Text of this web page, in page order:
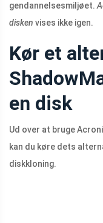
gendannelsesmiljøet.
disken vises ikke igen.
Kør et
en disk
Ud over at bruge
kan du køre dets
diskkloning.